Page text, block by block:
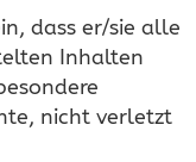
dass er/sie alle
Inhalten
nicht verletzt